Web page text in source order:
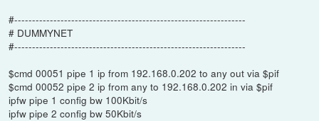
#-----------------------------------------------------------------
# DUMMYNET
#-----------------------------------------------------------------
$cmd 00051 pipe 1 ip from 192.168.0.202 to any out via $pif
$cmd 00052 pipe 2 ip from any to 192.168.0.202 in via $pif
ipfw pipe 1 config bw 100Kbit/s
ipfw pipe 2 config bw 50Kbit/s